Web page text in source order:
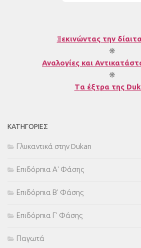
Ξεκινώντας την
❋
Αναλογίες και
❋
Tα έξτρα της
ΚΑΤΗΓΟΡΊΕΣ
Γλυκαντικά στην Dukan
Επιδόρπια Α' Φάσης
Επιδόρπια Β' Φάσης
Επιδόρπια Γ' Φάσης
Παγωτά